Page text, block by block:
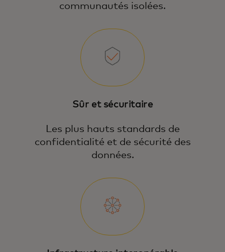
communautés isolées.
Sûr et sécuritaire
Les plus hauts standards de
confidentialité et de sécurité des
données.